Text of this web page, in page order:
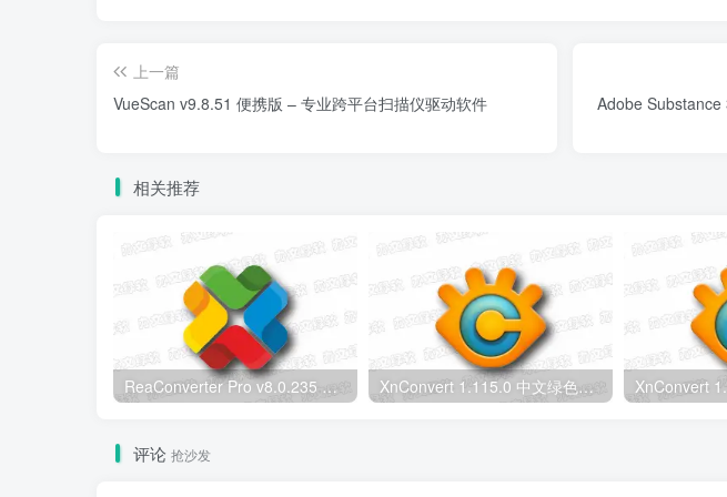
上一篇
VueScan v9.8.51 便携版 – 专业跨平台扫描仪驱动软件
Adobe
相关推荐
ReaConverter Pro v8.0.235 便携版 – 批量图片转换处理工具 XnConvert 1.115.0 中文绿色版 – 图像批量处理软件
评论 抢沙发